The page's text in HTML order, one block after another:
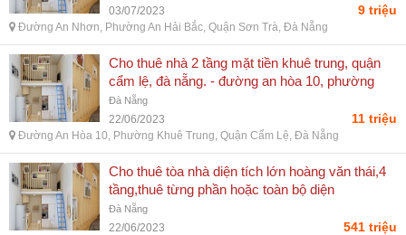
bắc, quận sơn trà, đà nẵng
03/07/2023 9 triệu
Đường An Nhơn, Phường An Hải Bắc, Quận Sơn Trà, Đà Nẵng
Cho thuê nhà 2 tầng mặt tiền khuê trung, quận
cẩm lệ, đà nẵng. - đường an hòa 10, phường
khuê trung, quận cẩm lệ, đà nẵng
Đà Nẵng
22/06/2023 11 triệu
Đường An Hòa 10, Phường Khuê Trung, Quận Cẩm Lệ, Đà Nẵng
Cho thuê tòa nhà diện tích lớn hoàng văn thái,4
tầng,thuê từng phần hoặc toàn bộ diện
tích:13.323m2 - đường hoàng văn thái, phường
hòa khánh nam, quận liên chiểu, đà nẵng
Đà Nẵng
22/06/2023 541 triệu